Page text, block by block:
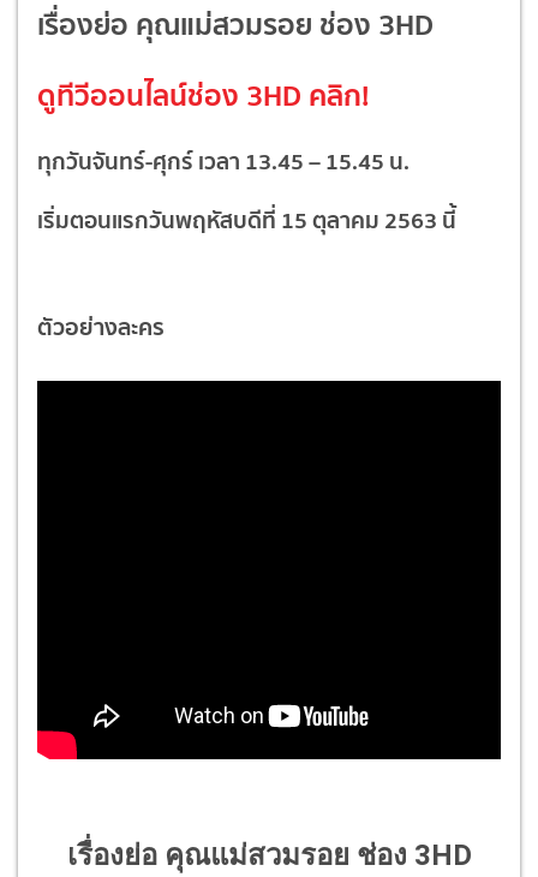
เรื่องย่อ คุณแม่สวมรอย ช่อง 3HD
ดูทีวีออนไลน์ช่อง 3HD คลิก!
ทุกวันจันทร์-ศุกร์ เวลา 13.45 – 15.45 น.
เริ่มตอนแรกวันพฤหัสบดีที่ 15 ตุลาคม 2563 นี้
ตัวอย่างละคร
เรื่องย่อ คุณแม่สวมรอย ช่อง 3HD